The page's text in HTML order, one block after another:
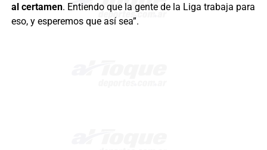
al certamen. Entiendo que la gente de la Liga trabaja para
eso, y esperemos que así sea”.